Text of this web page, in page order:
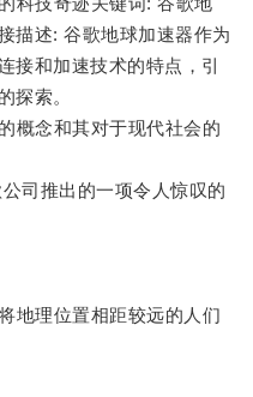
描述: 谷歌地球加速器作为
接和加速技术的特点，引
探索。
念和其对于现代社会的
推出的一项令人惊叹的
理位置相距较远的人们